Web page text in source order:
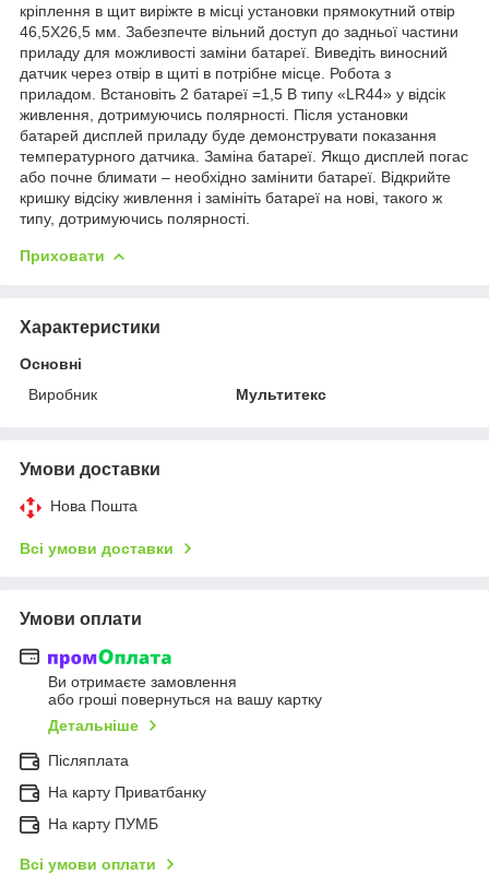
кріплення в щит виріжте в місці установки прямокутний отвір
46,5X26,5 мм. Забезпечте вільний доступ до задньої частини
приладу для можливості заміни батареї. Виведіть виносний
датчик через отвір в щиті в потрібне місце. Робота з
приладом. Встановіть 2 батареї =1,5 В типу «LR44» у відсік
живлення, дотримуючись полярності. Після установки
батарей дисплей приладу буде демонструвати показання
температурного датчика. Заміна батареї. Якщо дисплей погас
або почне блимати – необхідно замінити батареї. Відкрийте
кришку відсіку живлення і замініть батареї на нові, такого ж
типу, дотримуючись полярності.
Приховати
Характеристики
Основні
Виробник
Мультитекс
Умови доставки
Нова Пошта
Всі умови доставки
Умови оплати
Ви отримаєте замовлення
або гроші повернуться на вашу картку
Детальніше
Післяплата
На карту Приватбанку
На карту ПУМБ
Всі умови оплати